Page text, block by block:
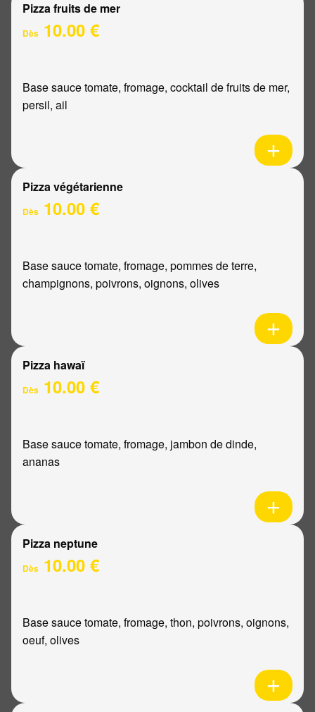
Pizza fruits de mer
Dès 10.00 €
Base sauce tomate, fromage, cocktail de fruits de mer,
persil, ail
Pizza végétarienne
Dès 10.00 €
Base sauce tomate, fromage, pommes de terre,
champignons, poivrons, oignons, olives
Pizza hawaï
Dès 10.00 €
Base sauce tomate, fromage, jambon de dinde,
ananas
Pizza neptune
Dès 10.00 €
Base sauce tomate, fromage, thon, poivrons, oignons,
oeuf, olives